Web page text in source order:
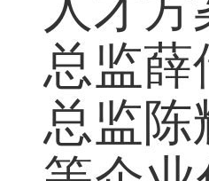
人才
总监
总监